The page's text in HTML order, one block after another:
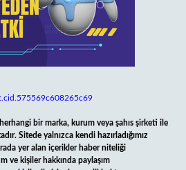
bir marka, kurum veya şahıs şirketi ile
Sitede yalnızca kendi hazırladığımız
yer alan içerikler haber niteliği
ve kişiler hakkında paylaşım